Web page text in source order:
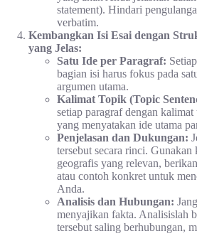
statement). Hindari
verbatim.
Kembangkan Isi Esai dengan
yang Jelas:
Satu Ide per Paragraf:
bagian isi harus fokus pada
argumen utama.
Kalimat Topik (Topic
setiap paragraf dengan
yang menyatakan ide utama
Penjelasan dan Dukungan:
tersebut secara rinci. Gunakan
geografis yang relevan,
atau contoh konkret untuk
Anda.
Analisis dan Hubungan:
menyajikan fakta. Analisislah
tersebut saling berhubungan,